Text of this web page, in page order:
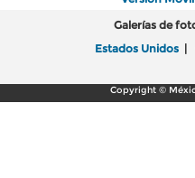
Galerías de
Estados Unidos |
Copyright ©